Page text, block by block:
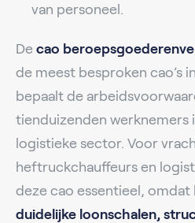
van personeel.
De cao
de meest besproken cao’s
bepaalt de
tienduizenden werknemers
logistieke sector. Voor
heftruckchauffeurs en
deze cao essentieel,
duidelijke loonschalen,